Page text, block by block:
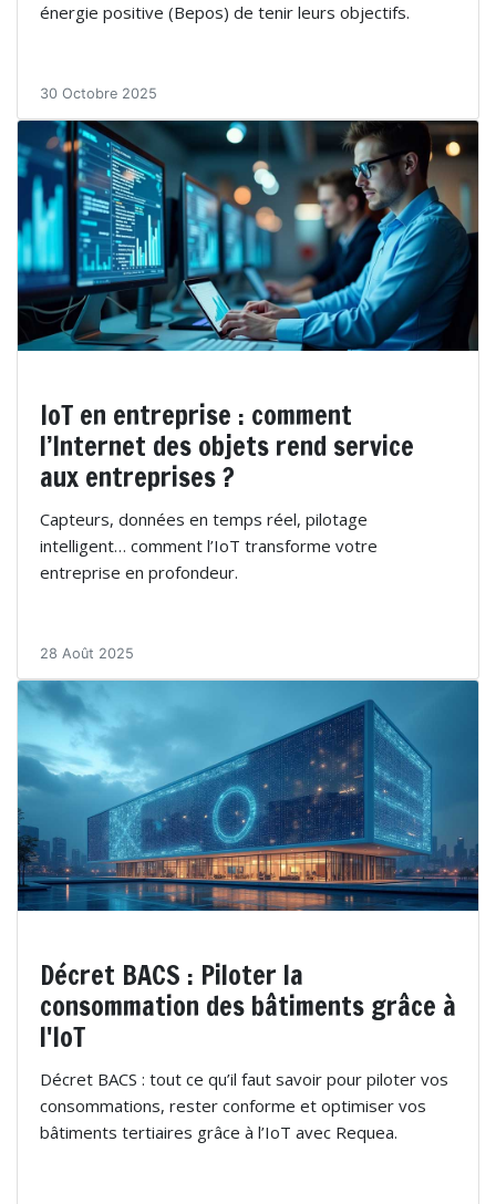
énergie positive (Bepos) de tenir leurs objectifs.
30 Octobre 2025
IoT en entreprise : comment
l’Internet des objets rend service
aux entreprises ?
Capteurs, données en temps réel, pilotage
intelligent… comment l’IoT transforme votre
entreprise en profondeur.
28 Août 2025
Décret BACS : Piloter la
consommation des bâtiments grâce à
l'IoT
Décret BACS : tout ce qu’il faut savoir pour piloter vos
consommations, rester conforme et optimiser vos
bâtiments tertiaires grâce à l’IoT avec Requea.